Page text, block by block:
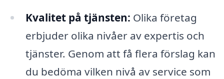
Kvalitet på tjänsten: Olika företag
erbjuder olika nivåer av expertis och
tjänster. Genom att få flera förslag kan
du bedöma vilken nivå av service som